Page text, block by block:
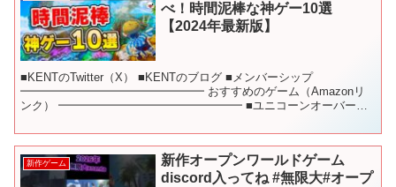
べ！時間泥棒な神ゲー10選
【2024年最新版】
■KENTのTwitter（X） ■KENTのブログ ■メンバーシップ
━━━━━━━━━━━━━━━━ おすすめのゲーム（Amazonリ
ンク） ━━━━━━━━━━━━━━━━ ■ユニコーンオーバーロ
新作ゲーム
新作オープンワールドゲーム
discord入ってね #無限大#オープ